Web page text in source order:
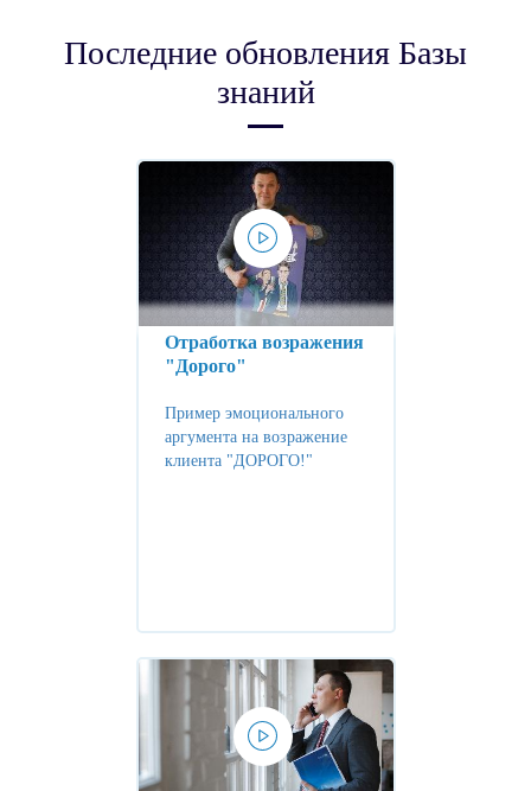
Последние обновления Базы
знаний
Отработка возражения
"Дорого"
Пример эмоционального
аргумента на возражение
клиента "ДОРОГО!"